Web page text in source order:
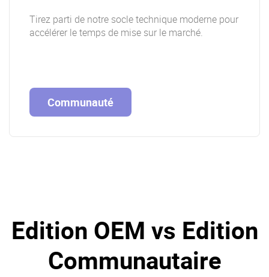
Tirez parti de notre socle technique moderne pour
accélérer le temps de mise sur le marché.
Communauté
Edition OEM vs Edition
Communautaire